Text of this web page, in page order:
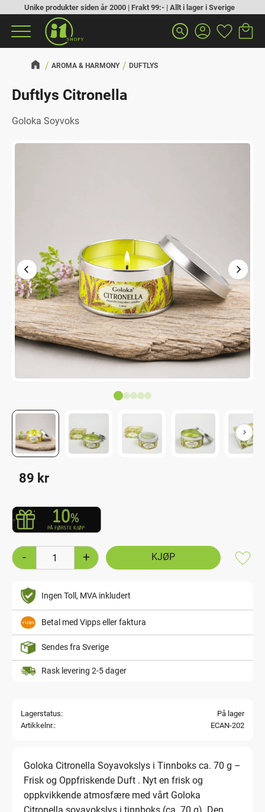
Meny
Unike produkter siden år 2000 | Frakt 99:- | Allt i lager i Sverige
search
AROMA & HARMONY DUFTLYS
Duftlys Citronella
Goloka Soyvoks
89 kr
+
-
Ingen Toll, MVA inkludert
Betal med Vipps eller faktura
Sendes fra Sverige
Rask levering 2-5 dager
Lagerstatus
På lager
Artikkelnr.
ECAN-202
Goloka Citronella Soyavokslys i Tinnboks ca. 70 g –
Frisk og Oppfriskende Duft . Nyt en frisk og
oppkvikkende atmosfære med vårt Goloka